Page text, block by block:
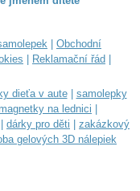
Obchodní
Reklamační řád
dieťa v aute| samolepky
na lednici
dárky pro děti
zakázkový
gelových 3D nálepiek